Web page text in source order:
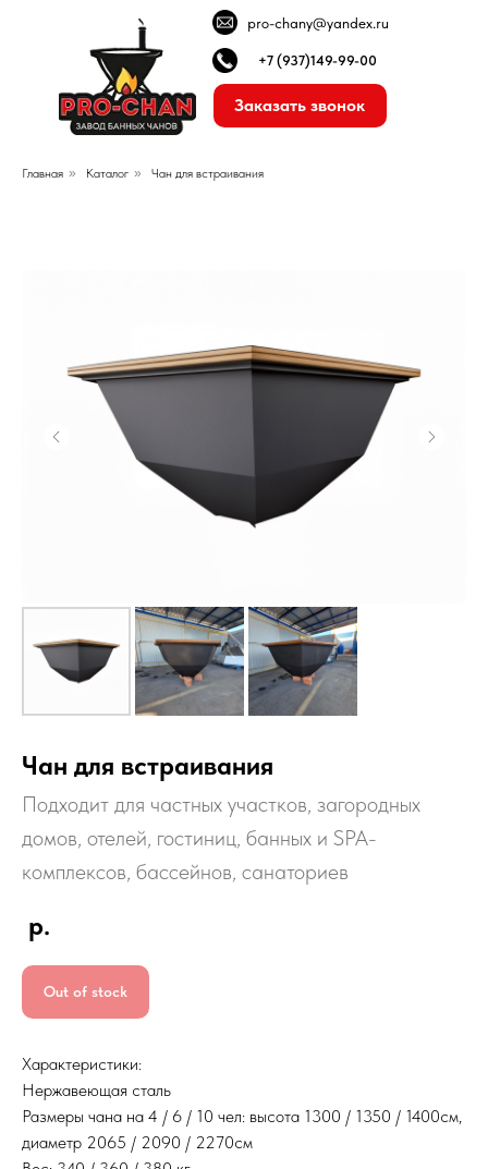
Заказать звонок
+7 (937)149-99-00
pro-chany@yandex.ru
Главная » Каталог » Чан для встраивания
Чан для встраивания
Подходит для частных участков, загородных
домов, отелей, гостиниц, банных и SPA-
комплексов, бассейнов, санаториев
р.
Out of stock
Характеристики:
Нержавеющая сталь
Размеры чана на 4 / 6 / 10 чел: высота 1300 / 1350 / 1400см,
диаметр 2065 / 2090 / 2270см